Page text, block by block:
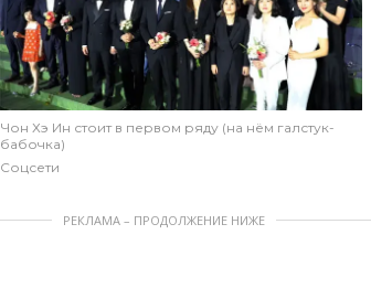
Чон Хэ Ин стоит в первом ряду (на нём галстук-
бабочка)
Соцсети
РЕКЛАМА – ПРОДОЛЖЕНИЕ НИЖЕ